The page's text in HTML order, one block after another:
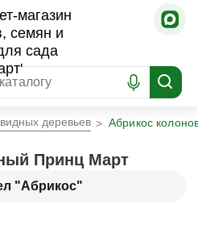
деревьев Абрикос
"Абрикос"
Принц Март